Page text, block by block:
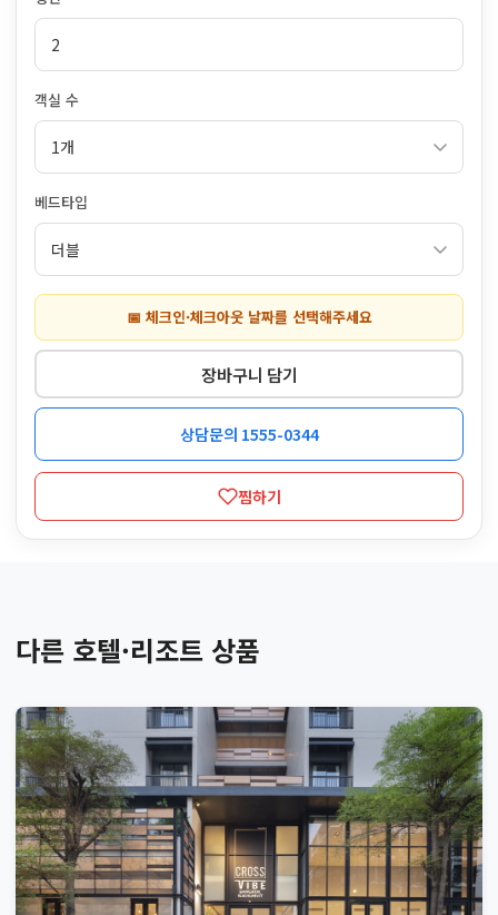
객실 수
베드타입
📅 체크인·체크아웃 날짜를 선택해주세요
장바구니 담기
상담문의 1555-0344
찜하기
다른 호텔·리조트 상품